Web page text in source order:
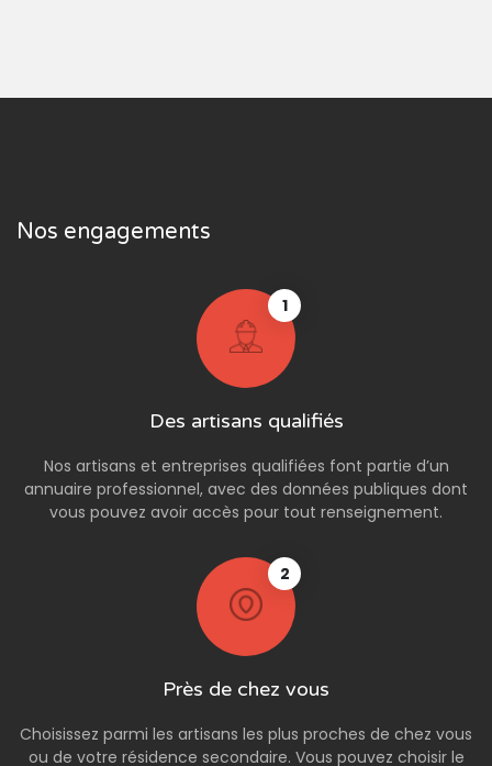
Nos engagements
1
Des artisans qualifiés
Nos artisans et entreprises qualifiées font partie d’un
annuaire professionnel, avec des données publiques dont
vous pouvez avoir accès pour tout renseignement.
2
Près de chez vous
Choisissez parmi les artisans les plus proches de chez vous
ou de votre résidence secondaire. Vous pouvez choisir le